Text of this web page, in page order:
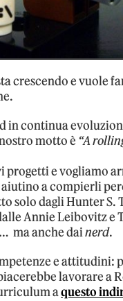
crescendo e vuole
in continua
motto è “A
progetti e vogliamo
aiutino a compierli
solo dagli Hunter S.
Annie Leibovitz e
ma anche dainerd.
e attitudini:
lavorare a
aquesto